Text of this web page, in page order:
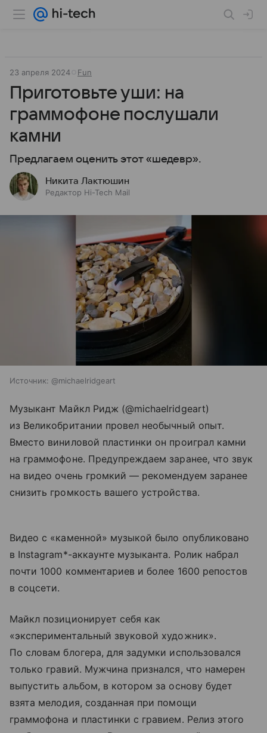
23 апреля 2024 Fun
Приготовьте уши: на
граммофоне послушали
камни
Предлагаем оценить этот «шедевр».
Никита Лактюшин
Редактор Hi-Tech Mail
Источник: @michaelridgeart
Музыкант Майкл Ридж (@michaelridgeart)
из Великобритании провел необычный опыт.
Вместо виниловой пластинки он проиграл камни
на граммофоне. Предупреждаем заранее, что звук
на видео очень громкий — рекомендуем заранее
снизить громкость вашего устройства.
Видео с «каменной» музыкой было опубликовано
в Instagram*-аккаунте музыканта. Ролик набрал
почти 1000 комментариев и более 1600 репостов
в соцсети.
Майкл позиционирует себя как
«экспериментальный звуковой художник».
По словам блогера, для задумки использовался
только гравий. Мужчина признался, что намерен
выпустить альбом, в котором за основу будет
взята мелодия, созданная при помощи
граммофона и пластинки с гравием. Релиз этого